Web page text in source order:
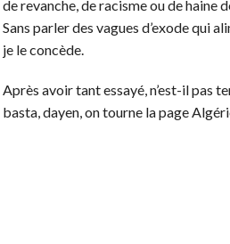
de revanche, de racisme ou de haine
Sans parler des vagues d’exode qui
je le concède.
Après avoir tant essayé, n’est-il pas
basta, dayen, on tourne la page